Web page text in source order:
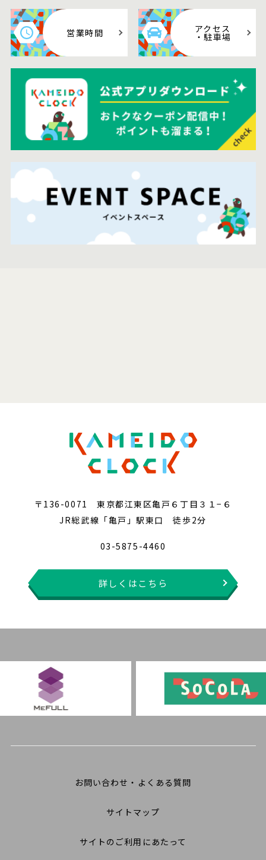
営業時間 アクセス
・駐車場
〒136-0071 東京都江東区亀戸６丁目３１−６
JR総武線「亀戸」駅東口 徒歩2分
03-5875-4460
詳しくはこちら
お問い合わせ・よくある質問
サイトマップ
サイトのご利用にあたって